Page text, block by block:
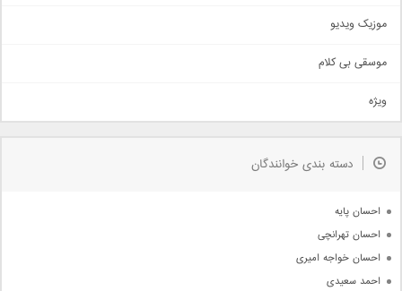
سنتی
اهنگ بندرعباسی
دمو
مذهبی
جدیدترین ها
موزیک ویدیو
موسقی بی کلام
ویژه
دسته بندی خوانندگان
احسان پایه
احسان تهرانچی
احسان خواجه امیری
احمد سعیدی